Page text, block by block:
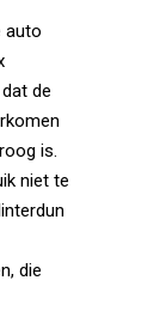
auto
de
is.
niet te
die